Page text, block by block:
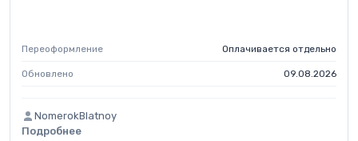
Переоформление Оплачивается отдельно
Обновлено 09.08.2026
NomerokBlatnoy
Подробнее